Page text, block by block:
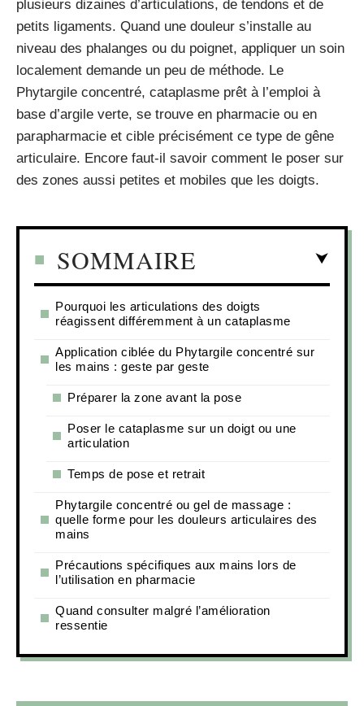
plusieurs dizaines d’articulations, de tendons et de
petits ligaments. Quand une douleur s’installe au
niveau des phalanges ou du poignet, appliquer un soin
localement demande un peu de méthode. Le
Phytargile concentré, cataplasme prêt à l’emploi à
base d’argile verte, se trouve en pharmacie ou en
parapharmacie et cible précisément ce type de gêne
articulaire. Encore faut-il savoir comment le poser sur
des zones aussi petites et mobiles que les doigts.
SOMMAIRE
Pourquoi les articulations des doigts
réagissent différemment à un cataplasme
Application ciblée du Phytargile concentré sur
les mains : geste par geste
Préparer la zone avant la pose
Poser le cataplasme sur un doigt ou une
articulation
Temps de pose et retrait
Phytargile concentré ou gel de massage :
quelle forme pour les douleurs articulaires des
mains
Précautions spécifiques aux mains lors de
l’utilisation en pharmacie
Quand consulter malgré l’amélioration
ressentie